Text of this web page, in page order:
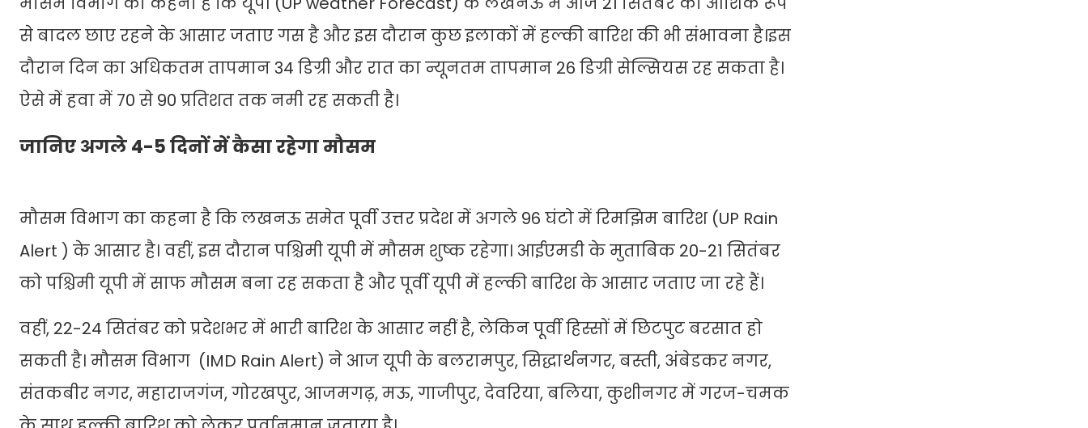
से बादल छाए रहने के आसार जताए गस है और इस दौरान कुछ इलाकों में हल्की बारिश की भी संभावना है।इस
दौरान दिन का अधिकतम तापमान 34 डिग्री और रात का न्यूनतम तापमान 26 डिग्री सेल्सियस रह सकता है।
ऐसे में हवा में 70 से 90 प्रतिशत तक नमी रह सकती है।
जानिए अगले 4-5 दिनों में कैसा रहेगा मौसम
मौसम विभाग का कहना है कि लखनऊ समेत पूर्वी उत्तर प्रदेश में अगले 96 घंटो में रिमझिम बारिश (UP Rain
Alert ) के आसार है। वहीं, इस दौरान पश्चिमी यूपी में मौसम शुष्क रहेगा। आईएमडी के मुताबिक 20-21 सितंबर
को पश्चिमी यूपी में साफ मौसम बना रह सकता है और पूर्वी यूपी में हल्की बारिश के आसार जताए जा रहे हैं।
वहीं, 22-24 सितंबर को प्रदेशभर में भारी बारिश के आसार नहीं है, लेकिन पूर्वी हिस्सों में छिटपुट बरसात हो
सकती है। मौसम विभाग (IMD Rain Alert) ने आज यूपी के बलरामपुर, सिद्धार्थनगर, बस्ती, अंबेडकर नगर,
संतकबीर नगर, महाराजगंज, गोरखपुर, आजमगढ़, मऊ, गाजीपुर, देवरिया, बलिया, कुशीनगर में गरज-चमक